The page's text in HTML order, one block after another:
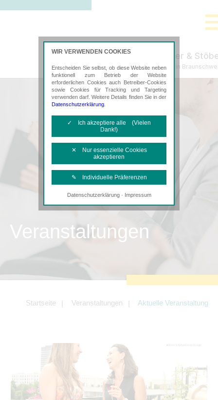
Tischer &
Steuerberatung in
Veranstaltungen
Startseite Veranstaltungen Aktuelle Veranstaltung
WIR VERWENDEN COOKIES
Entscheiden Sie selbst, ob diese Website neben
funktionell zum Betrieb der Website
erforderlichen Cookies auch Betreiber-Cookies
sowie Cookies für Tracking und Targeting
verwenden darf. Weitere Details finden Sie in der
Datenschutzerklärung
✓ Ich akzeptiere alle (Vielen
Dank!)
✕ Nur essenzielle Cookies
akzeptieren
✎ Individuelle Präferenzen
Notwendige Cookies
Diese Cookies sind erforderlich, um die
Tracking- und Targeting-Cookies
Angebotes einschließlich der
Angeboten von z.B. Facebook und
LinkedIn.
eingebettete Videos abspielen zu
können.
Datenschutzerklärung· Impressum